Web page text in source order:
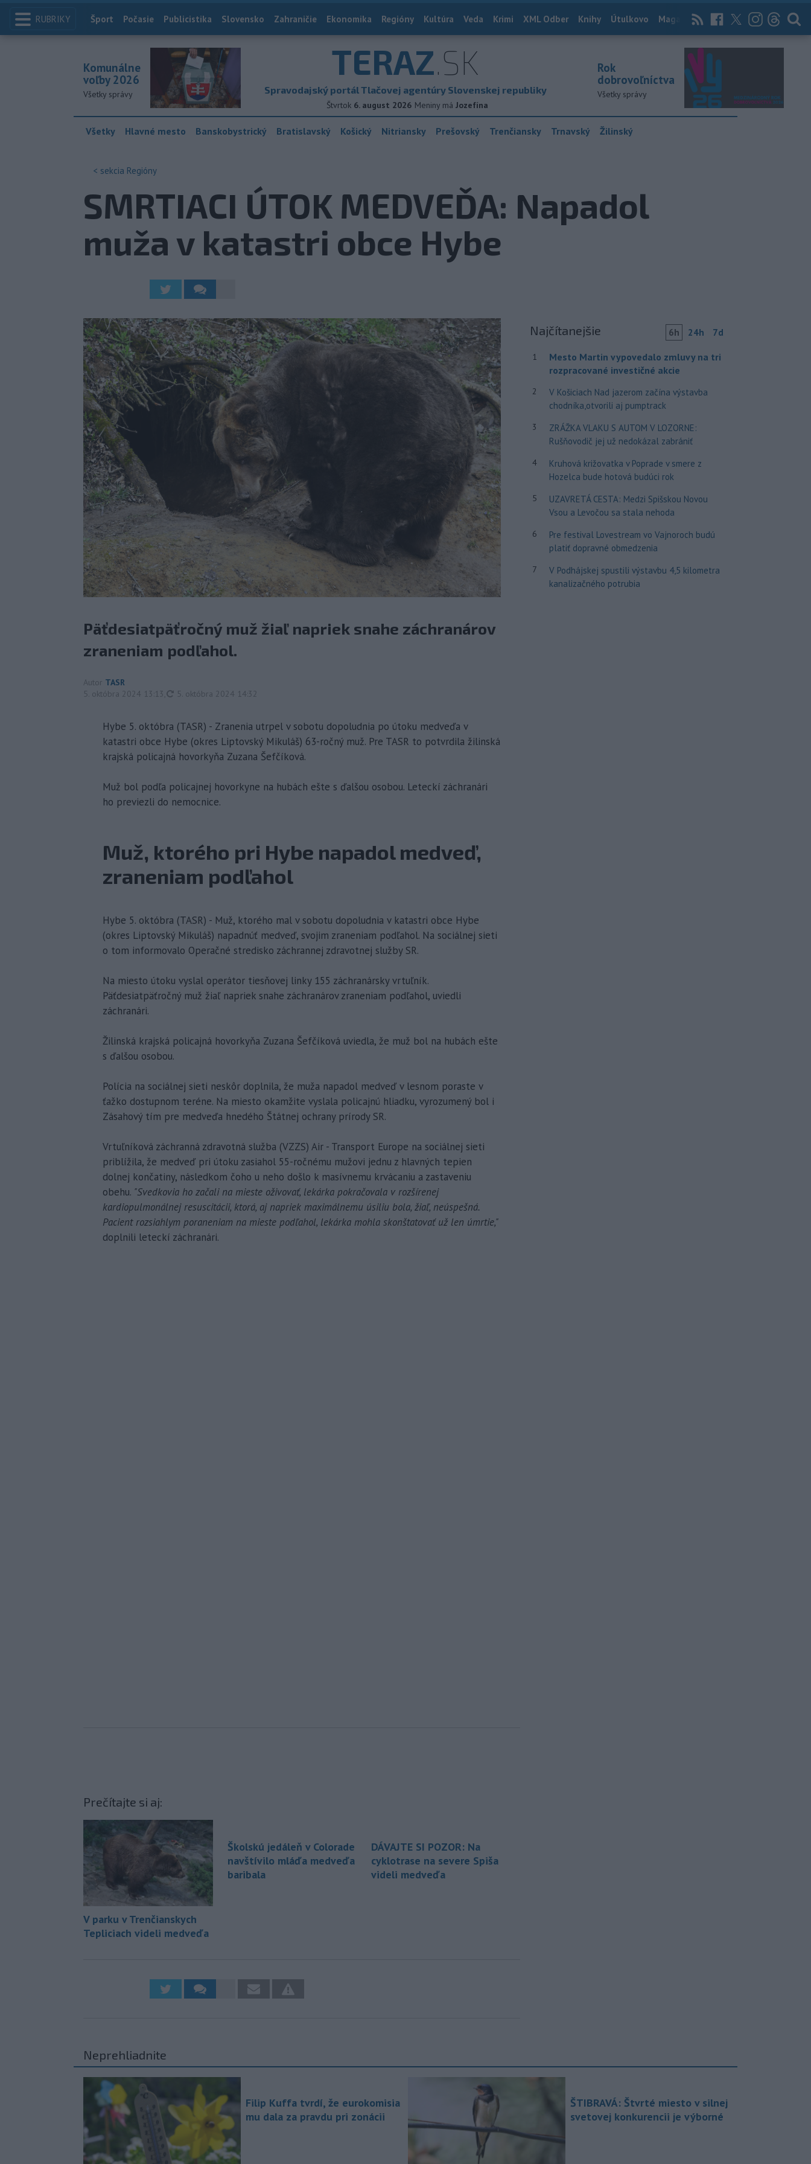
RUBRIKY Index
Šport Počasie Publicistika Slovensko Zahraničie Ekonomika Regióny Kultúra Veda Krimi XML Odber Knihy Útulkovo Magazín News Now Archív
TERAZ.SK
Spravodajský portál Tlačovej agentúry Slovenskej republiky
Štvrtok 6. august 2026 Meniny má Jozefína
Komunálne
voľby 2026
Všetky správy
Rok
dobrovoľníctva
Všetky správy
Všetky Hlavné mesto Banskobystrický Bratislavský Košický Nitriansky Prešovský Trenčiansky Trnavský Žilinský
< sekcia Regióny
SMRTIACI ÚTOK MEDVEĎA: Napadol
muža v katastri obce Hybe
Päťdesiatpäťročný muž žiaľ napriek snahe záchranárov
zraneniam podľahol.
Autor TASR
5. októbra 2024 13:13
aktualizované
5. októbra 2024 14:32
Hybe 5. októbra (TASR) - Zranenia utrpel v sobotu dopoludnia po útoku medveďa v
katastri obce Hybe (okres Liptovský Mikuláš) 63-ročný muž. Pre TASR to potvrdila žilinská
krajská policajná hovorkyňa Zuzana Šefčíková.
Muž bol podľa policajnej hovorkyne na hubách ešte s ďalšou osobou. Leteckí záchranári
ho previezli do nemocnice.
Muž, ktorého pri Hybe napadol medveď,
zraneniam podľahol
Hybe 5. októbra (TASR) - Muž, ktorého mal v sobotu dopoludnia v katastri obce Hybe
(okres Liptovský Mikuláš) napadnúť medveď, svojim zraneniam podľahol. Na sociálnej sieti
o tom informovalo Operačné stredisko záchrannej zdravotnej služby SR.
Na miesto útoku vyslal operátor tiesňovej linky 155 záchranársky vrtuľník.
Päťdesiatpäťročný muž žiaľ napriek snahe záchranárov zraneniam podľahol, uviedli
záchranári.
Žilinská krajská policajná hovorkyňa Zuzana Šefčíková uviedla, že muž bol na hubách ešte
s ďalšou osobou.
Polícia na sociálnej sieti neskôr doplnila, že muža napadol medveď v lesnom poraste v
ťažko dostupnom teréne. Na miesto okamžite vyslala policajnú hliadku, vyrozumený bol i
Zásahový tím pre medveďa hnedého Štátnej ochrany prírody SR.
Vrtuľníková záchranná zdravotná služba (VZZS) Air - Transport Europe na sociálnej sieti
priblížila, že medveď pri útoku zasiahol 55-ročnému mužovi jednu z hlavných tepien
dolnej končatiny, následkom čoho u neho došlo k masívnemu krvácaniu a zastaveniu
obehu. "Svedkovia ho začali na mieste oživovať, lekárka pokračovala v rozšírenej
kardiopulmonálnej resuscitácii, ktorá, aj napriek maximálnemu úsiliu bola, žiaľ, neúspešná.
Pacient rozsiahlym poraneniam na mieste podľahol, lekárka mohla skonštatovať už len úmrtie,"
doplnili leteckí záchranári.
Prečítajte si aj:
V parku v Trenčianskych
Tepliciach videli medveďa
Školskú jedáleň v Colorade
navštívilo mláďa medveďa
baribala
DÁVAJTE SI POZOR: Na
cyklotrase na severe Spiša
videli medveďa
Najčítanejšie 6h 24h 7d
1
Mesto Martin vypovedalo zmluvy na tri
rozpracované investičné akcie
2
V Košiciach Nad jazerom začína výstavba
chodníka,otvorili aj pumptrack
3
ZRÁŽKA VLAKU S AUTOM V LOZORNE:
Rušňovodič jej už nedokázal zabrániť
4
Kruhová križovatka v Poprade v smere z
Hozelca bude hotová budúci rok
5
UZAVRETÁ CESTA: Medzi Spišskou Novou
Vsou a Levočou sa stala nehoda
6
Pre festival Lovestream vo Vajnoroch budú
platiť dopravné obmedzenia
7
V Podhájskej spustili výstavbu 4,5 kilometra
kanalizačného potrubia
Neprehliadnite
Filip Kuffa tvrdí, že eurokomisia
mu dala za pravdu pri zonácii
ŠTIBRAVÁ: Štvrté miesto v silnej
svetovej konkurencii je výborné